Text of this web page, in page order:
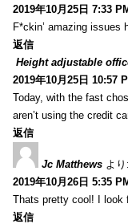
2019年10月25日 7:33
F*ckin’ amazing issues
返信
Height adjustable
2019年10月25日 10:57
Today, with the fast
aren’t using the credit
返信
Jc Matthews より:
2019年10月26日 5:35
Thats pretty cool! I look
返信